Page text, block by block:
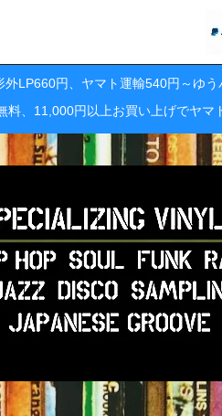
LP660円、ヤマト運輸540円～ゆう
料、11,000円以上お買い上げでヤマ